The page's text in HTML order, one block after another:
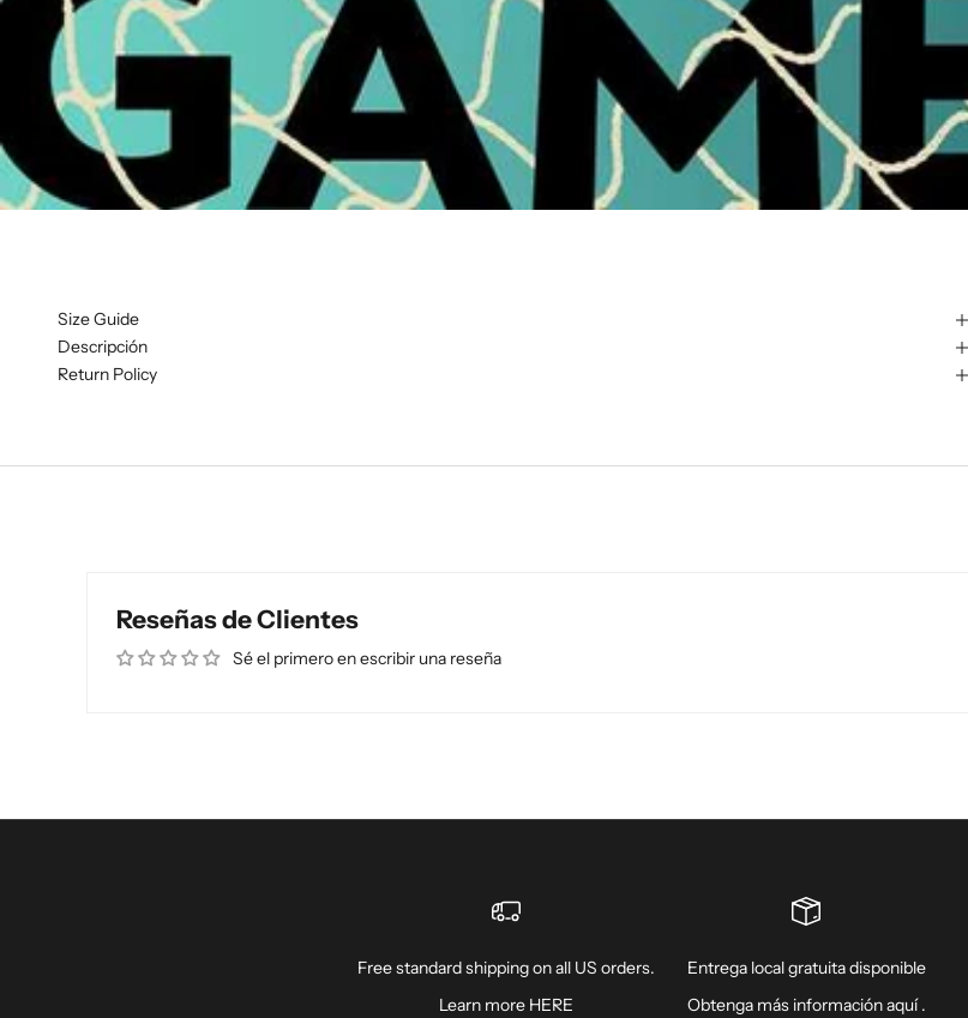
Size Guide
Descripción
Return Policy
Reseñas de Clientes
Sé el primero en escribir una reseña
Free standard shipping on all US orders.
Learn more HERE
Entrega local gratuita disponible
Obtenga más informaciónaquí.